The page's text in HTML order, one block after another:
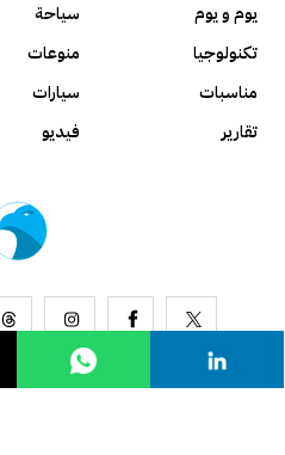
يوم و يوم
سياحة
تكنولوجيا
منوعات
مناسبات
سيارات
تقارير
فيديو